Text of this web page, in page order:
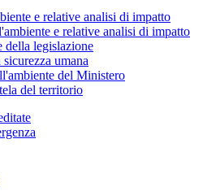
e relative analisi di impatto
e relative analisi di impatto
della legislazione
umana
del Ministero
del territorio